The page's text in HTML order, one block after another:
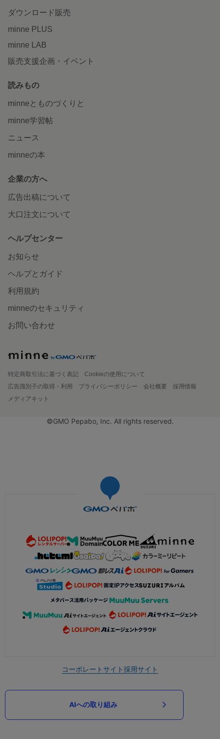
ダウンロード販売
minne PLUS
minne LAB
販売支援企画・イベント
読みもの
minneとものづくりと
minne学習帖
ニュース
minneの本
企業の方へ
広告出稿について
大口注文について
ヘルプセンター
お知らせ
ヘルプとガイド
利用規約
minneのセキュリティ
お問い合わせ
特定商取引法に基づく表記
Cookieの使用について
広告識別子の取得・利用
プライバシーポリシー 会社概要
採用情報
メディアキット
©GMO Pepabo, Inc. All rights reserved.
コーポレートサイト採用サイト
AIへの取り組み